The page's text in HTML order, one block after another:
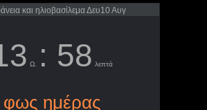
και ηλιοβασίλεμα Δευ10 Αυγ
Ω. : 58 λεπτά
φως ημέρας